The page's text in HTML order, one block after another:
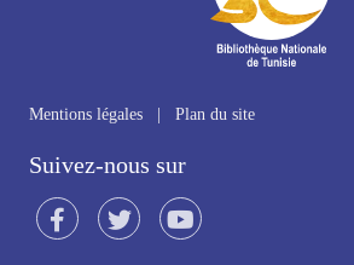
Mentions légales Plan du site
Suivez-nous sur